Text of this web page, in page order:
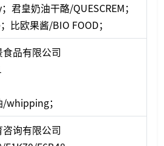
君皇奶油干酪/QUESCREM；
比欧果酱/BIO FOOD；
品有限公司
whipping；
询有限公司